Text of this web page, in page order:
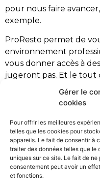
Gérer le
cookies
Pour offrir les meilleures
telles que les cookies pour
appareils. Le fait de consentir à
traiter des données telles que le
uniques sur ce site. Le fait de
consentement peut avoir un
et fonctions.
pour nous faire
exemple.
ProResto permet de
environnement
vous donner accès à
jugeront pas. Et le tout
et décontractée.
www.proresto.fr
Pour télécharger l’app